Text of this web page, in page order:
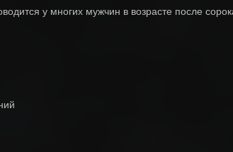
у многих мужчин в возрасте после